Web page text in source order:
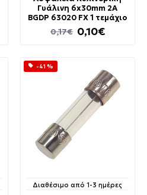
Γυάλινη 6x30mm 2A
BGDP 63020 FX 1 τεμάχιο
0,10€
0,17€
-41 %
Διαθέσιμο από 1-3 ημέρες